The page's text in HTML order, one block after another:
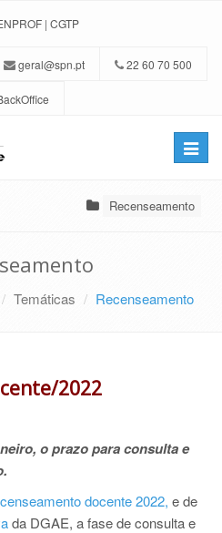
| CGTP
geral@spn.pt 22 60 70 500
Toggle
Recenseamento
Temáticas Recenseamento
2022
o prazo para consulta e
docente 2022, e de
da DGAE, a fase de consulta e